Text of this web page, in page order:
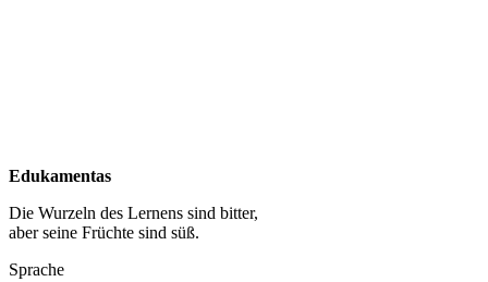
Edukamentas
Die Wurzeln des Lernens sind bitter,
aber seine Früchte sind süß.
Sprache